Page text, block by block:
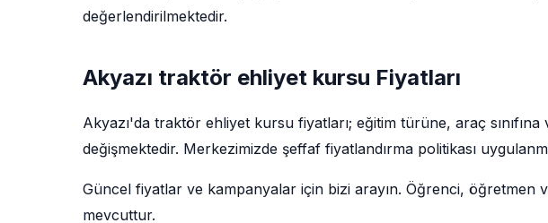
değerlendirilmektedir.
Akyazı traktör ehliyet kursu Fiyatları
Akyazı'da traktör ehliyet kursu fiyatları; eğitim türüne, araç
değişmektedir. Merkezimizde şeffaf fiyatlandırma politikası
Güncel fiyatlar ve kampanyalar için bizi arayın. Öğrenci, öğretmen
mevcuttur.